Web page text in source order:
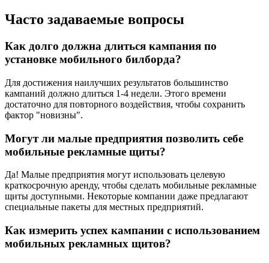
Часто задаваемые вопросы
Как долго должна длиться кампания по
установке мобильного билборда?
Для достижения наилучших результатов большинство
кампаний должно длиться 1-4 недели. Этого времени
достаточно для повторного воздействия, чтобы сохранить
фактор "новизны".
Могут ли малые предприятия позволить себе
мобильные рекламные щиты?
Да! Малые предприятия могут использовать целевую
краткосрочную аренду, чтобы сделать мобильные рекламные
щиты доступными. Некоторые компании даже предлагают
специальные пакеты для местных предприятий.
Как измерить успех кампании с использованием
мобильных рекламных щитов?